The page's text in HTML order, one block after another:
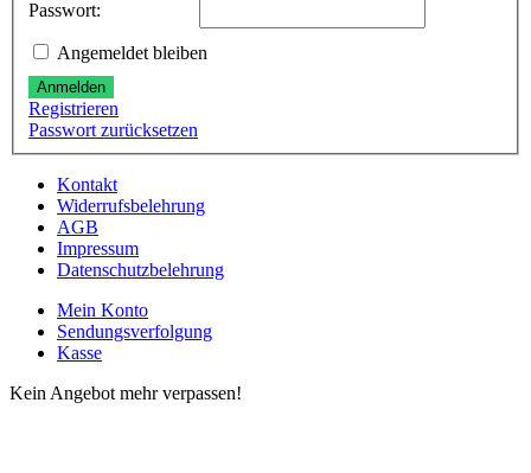
Passwort:
Angemeldet bleiben
Anmelden
Registrieren
Passwort zurücksetzen
Kontakt
Widerrufsbelehrung
AGB
Impressum
Datenschutzbelehrung
Mein Konto
Sendungsverfolgung
Kasse
Kein Angebot mehr verpassen!